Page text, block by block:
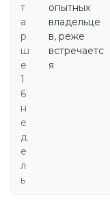
т
а
р
ш
е
1
6
н
е
д
е
л
ь
опытных
владельце
в, реже
встречаетс
я